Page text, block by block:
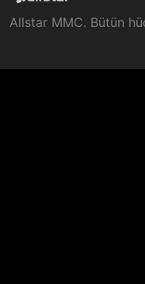
Allstar MMC. Bütün